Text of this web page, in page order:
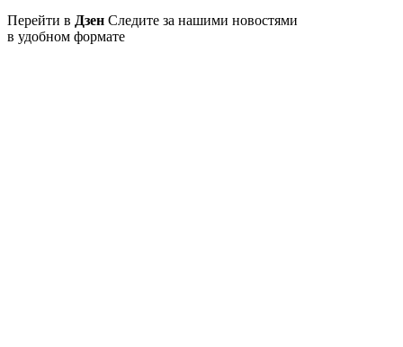
Перейти в Дзен Следите за нашими новостями
в удобном формате